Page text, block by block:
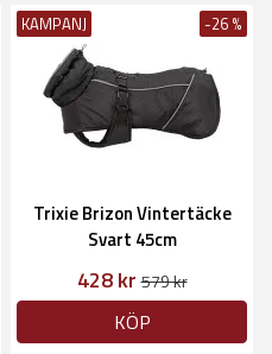
KAMPANJ -26 %
Trixie Brizon Vintertäcke
Svart 45cm
428 kr579 kr
KÖP